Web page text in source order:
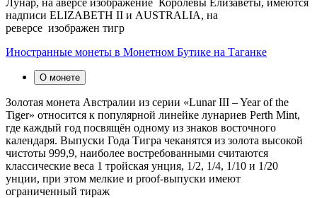
надписи ELIZABETH II и AUSTRALIA, на
реверсе изображен тигр
Иностранные монеты в Монетном Бутике на Таганке
О монете
Золотая монета Австралии из серии «Lunar III – Year of the
Tiger» относится к популярной линейке лунариев Perth Mint,
где каждый год посвящён одному из знаков восточного
календаря. Выпуски Года Тигра чеканятся из золота высокой
чистоты 999,9, наиболее востребованными считаются
классические веса 1 тройская унция, 1/2, 1/4, 1/10 и 1/20
унции, при этом мелкие и proof-выпуски имеют
ограниченный тираж